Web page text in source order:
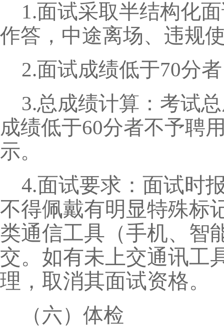
1.面试采取半结构化
作答，中途离场、违规
2.面试成绩低于70分
3.总成绩计算：考试
成绩低于60分者不予聘
示。
4.面试要求： 面试时
不得佩戴有明显特殊标
类通信工具（手机、智
交。如有未上交通讯工
理，取消其面试资格。
（六）体检